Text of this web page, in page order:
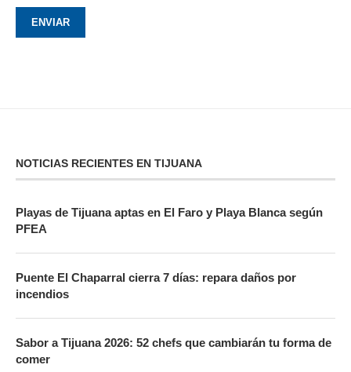
NOTICIAS RECIENTES EN TIJUANA
Playas de Tijuana aptas en El Faro y Playa Blanca según
PFEA
Puente El Chaparral cierra 7 días: repara daños por
incendios
Sabor a Tijuana 2026: 52 chefs que cambiarán tu forma de
comer